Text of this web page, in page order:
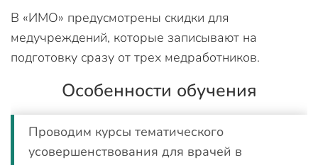
В «ИМО» предусмотрены скидки для
медучреждений, которые записывают на
подготовку сразу от трех медработников.
Особенности обучения
Проводим курсы тематического
усовершенствования для врачей в